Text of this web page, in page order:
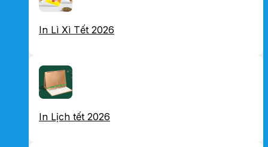
In Lì Xì Tết 2026
In Lịch tết 2026